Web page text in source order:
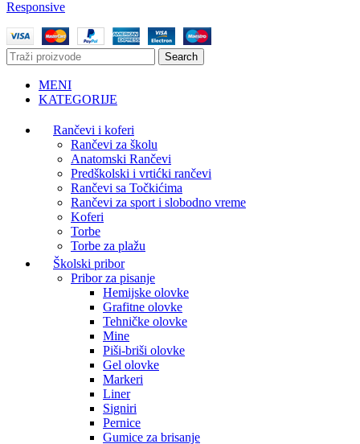
Responsive
Search
MENI
KATEGORIJE
Rančevi i koferi
Rančevi za školu
Anatomski Rančevi
Predškolski i vrtićki rančevi
Rančevi sa Točkićima
Rančevi za sport i slobodno vreme
Koferi
Torbe
Torbe za plažu
Školski pribor
Pribor za pisanje
Hemijske olovke
Grafitne olovke
Tehničke olovke
Mine
Piši-briši olovke
Gel olovke
Markeri
Liner
Signiri
Pernice
Gumice za brisanje